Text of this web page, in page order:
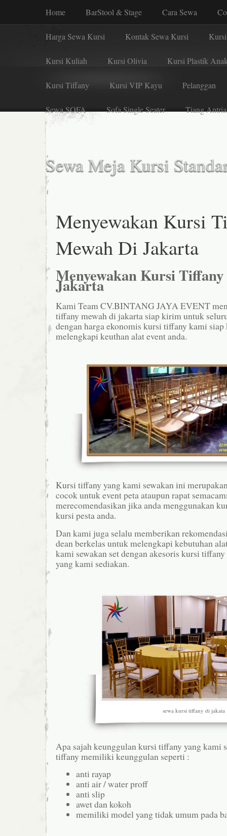
Home BarStool & Stage Cara Sewa
Harga Sewa Kursi Kontak Sewa Kursi
Kursi Kuliah Kursi Olivia Kursi Plastik
Kursi Tiffany Kursi VIP Kayu Pelanggan
Sewa SOFA Sofa Single Seater Tiang
Sewa Meja Kursi
Menyewakan Kursi
Mewah Di Jakarta
Menyewakan Kursi
Jakarta
Kami Team CV.BINTANG JAYA EVENT
tiffany mewah di jakarta siap kirim untuk
dengan harga ekonomis kursi tiffany kami
melengkapi keuthan alat event anda.
Kursi tiffany yang kami sewakan ini
cocok untuk event peta ataupun rapat
merecomendasikan jika anda menggunakan
kursi pesta anda.
Dan kami juga selalu memberikan
dean berkelas untuk melengkapi kebutuhan
kami sewakan set dengan akesoris kursi
yang kami sediakan.
sewa kursi tiffany di jakata
Apa sajah keunggulan kursi tiffany yang kami
tiffany memiliki keunggulan seperti :
anti rayap
anti air / water proff
anti slip
awet dan kokoh
memiliki model yang tidak umum pada